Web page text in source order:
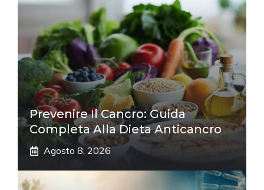
Prevenire Il Cancro: Guida
Completa Alla Dieta Anticancro
Agosto 8, 2026